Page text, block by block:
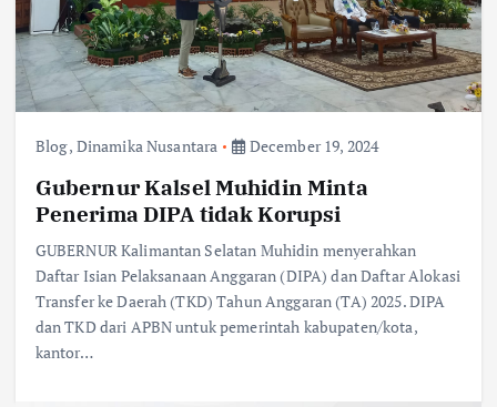
Blog, Dinamika Nusantara December 19, 2024
Gubernur Kalsel Muhidin Minta
Penerima DIPA tidak Korupsi
GUBERNUR Kalimantan Selatan Muhidin menyerahkan
Daftar Isian Pelaksanaan Anggaran (DIPA) dan Daftar Alokasi
Transfer ke Daerah (TKD) Tahun Anggaran (TA) 2025. DIPA
dan TKD dari APBN untuk pemerintah kabupaten/kota,
kantor…